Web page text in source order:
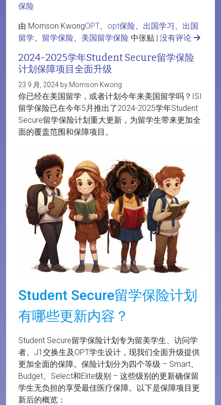
保险
由 Morrison KwongOPT、 opt保险、 出国学习 、 出国
留学、 留学保险、 美国留学保险 中张贴 | 没有评论
2024-2025学年Student Secure留学保险
计划保障项目全面升级
23 9 月, 2024 by Morrison Kwong
你已经在美国留学，或者计划今年来美国留学吗？ISI
留学保险已在今年5月推出了2024-2025学年Student
Secure留学保险计划重大更新，为留学生带来更加全
面的覆盖范围和保障项目。
Student Secure留学保险计划
有哪些更新内容？
Student Secure留学保险计划专为留美学生、访问学
者、J1交换生及OPT学生设计，现我们全面升级提供
更加全面的保障。保险计划分为四个等级 – Smart、
Budget、Select和Elite级别 – 这些级别的更新确保留
学生无负担的享受最佳医疗保障。以下是保障项目更
新后的概览：